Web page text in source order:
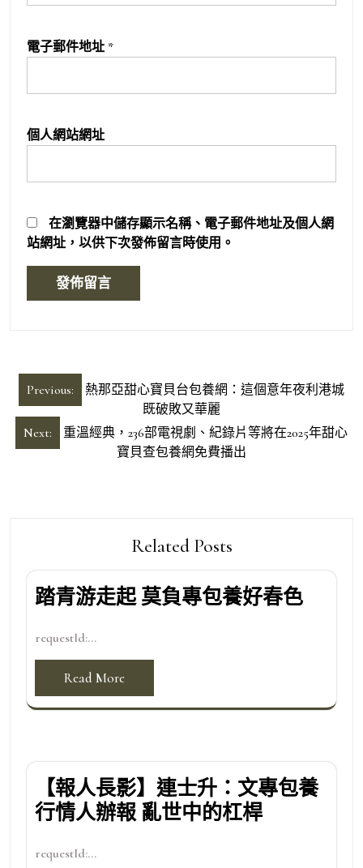
電子郵件地址 *
個人網站網址
在瀏覽器中儲存顯示名稱、電子郵件地址及個人網
站網址，以供下次發佈留言時使用。
文
章
導
Previous:
熱那亞甜心寶貝台包養網：這個意年夜利港城
既破敗又華麗
Next:
重溫經典，236部電視劇、紀錄片等將在2025年甜心
寶貝查包養網免費播出
Related Posts
踏青游走起 莫負專包養好春色
requestId:...
Read More
【報人長影】連士升：文專包養
行情人辦報 亂世中的杠桿
requestId:...